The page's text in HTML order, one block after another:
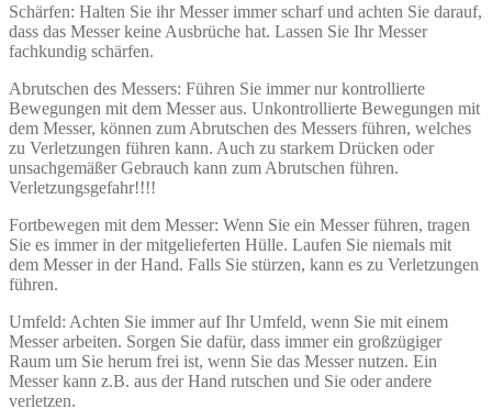
Schärfen: Halten Sie ihr Messer immer scharf und achten Sie darauf,
dass das Messer keine Ausbrüche hat. Lassen Sie Ihr Messer
fachkundig schärfen.
Abrutschen des Messers: Führen Sie immer nur kontrollierte
Bewegungen mit dem Messer aus. Unkontrollierte Bewegungen mit
dem Messer, können zum Abrutschen des Messers führen, welches
zu Verletzungen führen kann. Auch zu starkem Drücken oder
unsachgemäßer Gebrauch kann zum Abrutschen führen.
Verletzungsgefahr!!!!
Fortbewegen mit dem Messer: Wenn Sie ein Messer führen, tragen
Sie es immer in der mitgelieferten Hülle. Laufen Sie niemals mit
dem Messer in der Hand. Falls Sie stürzen, kann es zu Verletzungen
führen.
Umfeld: Achten Sie immer auf Ihr Umfeld, wenn Sie mit einem
Messer arbeiten. Sorgen Sie dafür, dass immer ein großzügiger
Raum um Sie herum frei ist, wenn Sie das Messer nutzen. Ein
Messer kann z.B. aus der Hand rutschen und Sie oder andere
verletzen.